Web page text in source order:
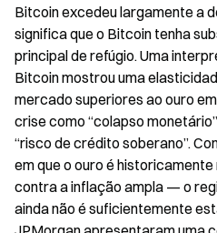
Bitcoin excedeu largamente a
significa que o Bitcoin tenha
principal de refúgio. Uma
Bitcoin mostrou uma
mercado superiores ao ouro
crise como “colapso
“risco de crédito soberano”.
em que o ouro é
contra a inflação ampla — o
ainda não é suficientemente